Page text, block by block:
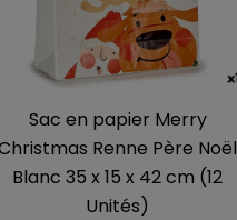
Sac en papier Merry
Renne Père Noël
Blanc 35 x 15 x 42 cm (12
Unités)